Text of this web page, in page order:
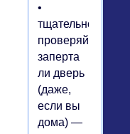
•
тщательно
проверяйте,
заперта
ли дверь
(даже,
если вы
дома) —